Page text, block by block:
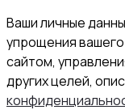
Ваши личные
упрощения
сайтом,
других целей,